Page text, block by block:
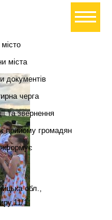
міста
документів
черга
та звернення
прийому громадян
обл.,
1